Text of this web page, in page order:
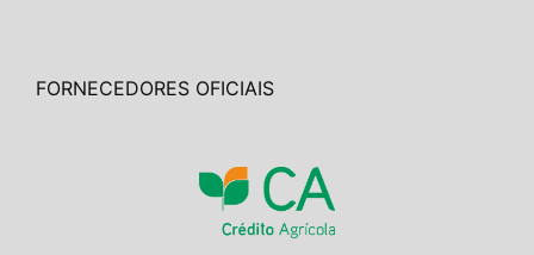
FORNECEDORES OFICIAIS